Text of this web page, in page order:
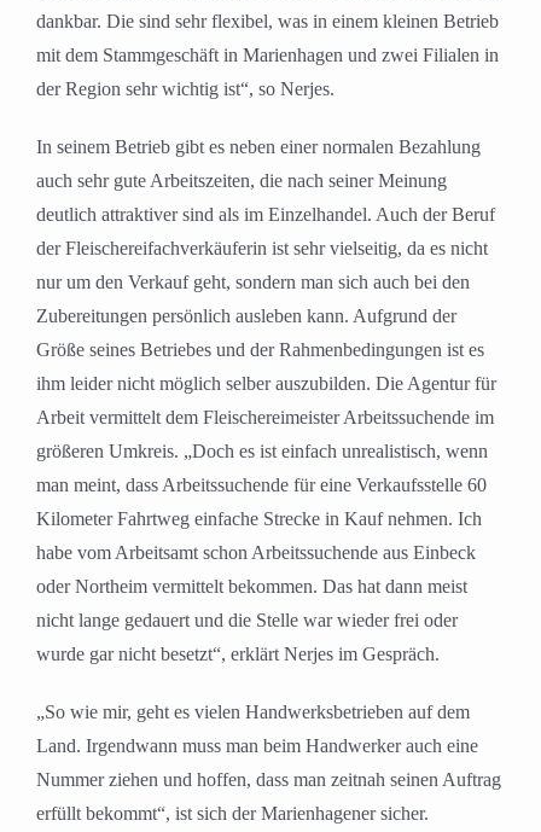
dankbar. Die sind sehr flexibel, was in einem kleinen Betrieb
mit dem Stammgeschäft in Marienhagen und zwei Filialen in
der Region sehr wichtig ist“, so Nerjes.
In seinem Betrieb gibt es neben einer normalen Bezahlung
auch sehr gute Arbeitszeiten, die nach seiner Meinung
deutlich attraktiver sind als im Einzelhandel. Auch der Beruf
der Fleischereifachverkäuferin ist sehr vielseitig, da es nicht
nur um den Verkauf geht, sondern man sich auch bei den
Zubereitungen persönlich ausleben kann. Aufgrund der
Größe seines Betriebes und der Rahmenbedingungen ist es
ihm leider nicht möglich selber auszubilden. Die Agentur für
Arbeit vermittelt dem Fleischereimeister Arbeitssuchende im
größeren Umkreis. „Doch es ist einfach unrealistisch, wenn
man meint, dass Arbeitssuchende für eine Verkaufsstelle 60
Kilometer Fahrtweg einfache Strecke in Kauf nehmen. Ich
habe vom Arbeitsamt schon Arbeitssuchende aus Einbeck
oder Northeim vermittelt bekommen. Das hat dann meist
nicht lange gedauert und die Stelle war wieder frei oder
wurde gar nicht besetzt“, erklärt Nerjes im Gespräch.
„So wie mir, geht es vielen Handwerksbetrieben auf dem
Land. Irgendwann muss man beim Handwerker auch eine
Nummer ziehen und hoffen, dass man zeitnah seinen Auftrag
erfüllt bekommt“, ist sich der Marienhagener sicher.